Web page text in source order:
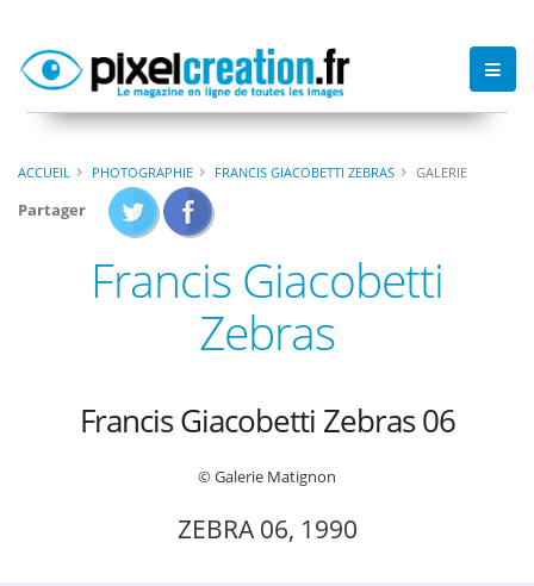
ACCUEIL PHOTOGRAPHIE FRANCIS GIACOBETTI ZEBRAS GALERIE
Partager
Francis Giacobetti
Zebras
Francis Giacobetti Zebras 06
© Galerie Matignon
ZEBRA 06, 1990